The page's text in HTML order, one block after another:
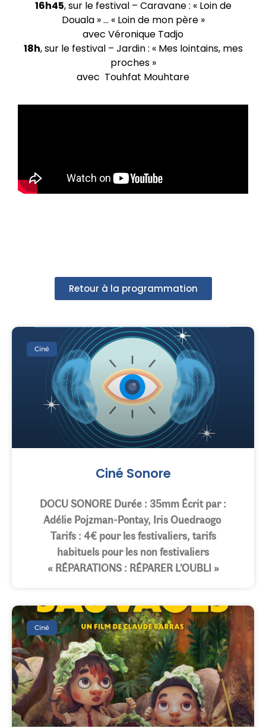
16h45, sur le festival – Caravane : « Loin de
Douala » … « Loin de mon père »
avec Véronique Tadjo
18h, sur le festival – Jardin : « Mes lointains, mes
proches »
avec Touhfat Mouhtare
Retour à la programmation
Ciné
Ciné Sonore
DOCU SONORE Durée : 35mm Écrit par :
Adélie Pojzman-Pontay, Iris Ouedraogo
Tarifs : 4€ pour les festivaliers, tarifs
habituels pour les non festivaliers
« RÉPARATIONS : RÉPARER L’OUBLI »
Ciné